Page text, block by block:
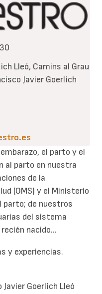
el parto y el
al parto en nuestra
de la
(OMS) y el Ministerio
parto; de nuestros
del sistema
nacido...
y experiencias.
Goerlich Lleó
Lleó, Camins al Grau
Javier Goerlich